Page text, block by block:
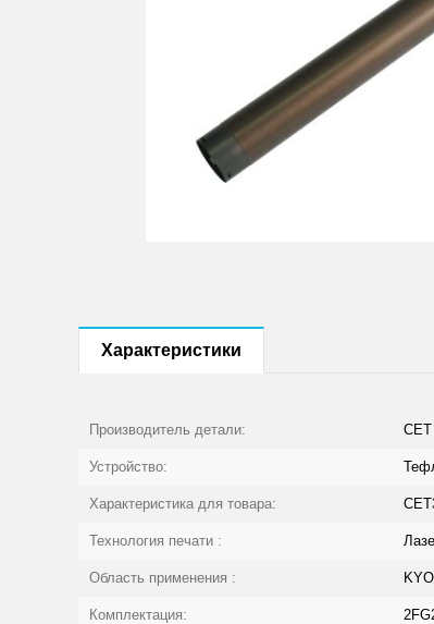
Характеристики
Производитель детали: CET
Устройство:
Характеристика для товара:
Технология печати :
Область применения :
Комплектация: